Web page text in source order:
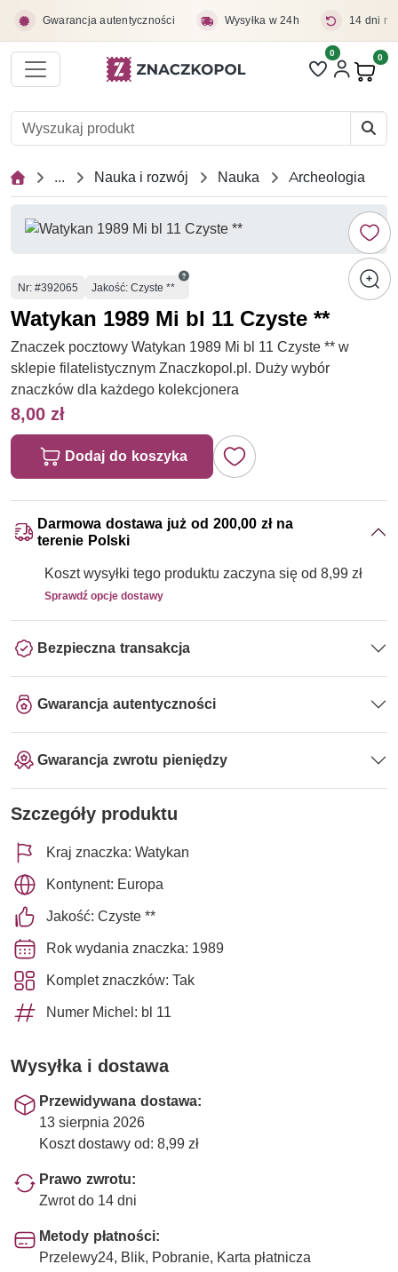
Gwarancja autentyczności Wysyłka w 24h 14 dni
Liczba pozycji
0 0
... Nauka i rozwój Nauka Archeologia
Numer
Nr: #392065 Jakość: Czyste **
Watykan 1989 Mi bl 11 Czyste **
Znaczek pocztowy Watykan 1989 Mi bl 11 Czyste ** w
sklepie filatelistycznym Znaczkopol.pl. Duży wybór
znaczków dla każdego kolekcjonera
8,00 zł
Dodaj do koszyka
Darmowa dostawa już od 200,00 zł na
terenie Polski
Koszt wysyłki tego produktu zaczyna się od 8,99 zł
Sprawdź opcje dostawy
Bezpieczna transakcja
Gwarancja autentyczności
Gwarancja zwrotu pieniędzy
Szczegóły produktu
Kraj znaczka: Watykan
Kontynent: Europa
Jakość: Czyste **
Rok wydania znaczka: 1989
Komplet znaczków: Tak
Numer Michel: bl 11
Wysyłka i dostawa
Przewidywana dostawa:
13 sierpnia 2026
Koszt dostawy od: 8,99 zł
Prawo zwrotu:
Zwrot do 14 dni
Metody płatności:
Przelewy24, Blik, Pobranie, Karta płatnicza